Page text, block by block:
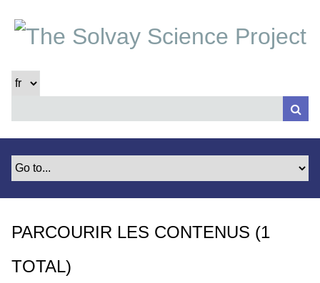
t
PARCOURIR LES CONTENUS (1
TOTAL)